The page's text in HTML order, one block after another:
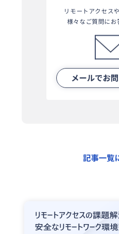
リモートアクセス
様々なご質問にお
メールでお
記事一覧